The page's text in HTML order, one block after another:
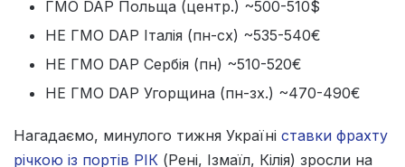
ГМО DAP Польща (центр.) ~500-510$
НЕ ГМО DAP Італія (пн-сх) ~535-540€
НЕ ГМО DAP Сербія (пн) ~510-520€
НЕ ГМО DAP Угорщина (пн-зх.) ~470-490€
Нагадаємо, минулого тижня Україні ставки фрахту
річкою із портів РІК (Рені, Ізмаїл, Кілія) зросли на